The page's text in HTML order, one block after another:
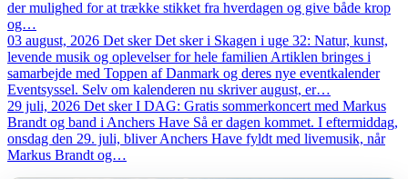
der mulighed for at trække stikket fra hverdagen og give både krop
og…
03 august, 2026 Det sker Det sker i Skagen i uge 32: Natur, kunst,
levende musik og oplevelser for hele familien Artiklen bringes i
samarbejde med Toppen af Danmark og deres nye eventkalender
Eventsyssel. Selv om kalenderen nu skriver august, er…
29 juli, 2026 Det sker I DAG: Gratis sommerkoncert med Markus
Brandt og band i Anchers Have Så er dagen kommet. I eftermiddag,
onsdag den 29. juli, bliver Anchers Have fyldt med livemusik, når
Markus Brandt og…